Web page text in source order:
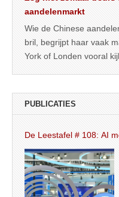
aandelenmarkt
Wie de Chinese
bril, begrijpt haar vaak
York of Londen vooral
PUBLICATIES
De